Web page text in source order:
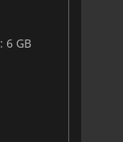
: 6 GB